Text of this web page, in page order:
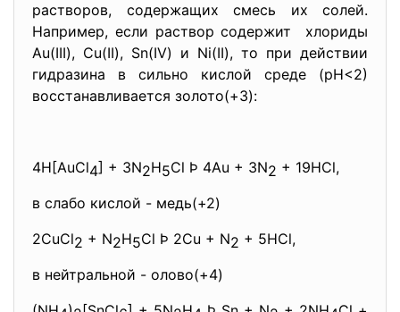
растворов, содержащих смесь их солей.
Например, если раствор содержит хлориды
Au(III), Cu(II), Sn(IV) и Ni(II), то при действии
гидразина в сильно кислой среде (рН<2)
восстанавливается золото(+3):
4H[AuCl4] + 3N2H5Cl Þ 4Au + 3N2 + 19HCl,
в слабо кислой - медь(+2)
2CuCl2 + N2H5Cl Þ 2Cu + N2 + 5HCl,
в нейтральной - олово(+4)